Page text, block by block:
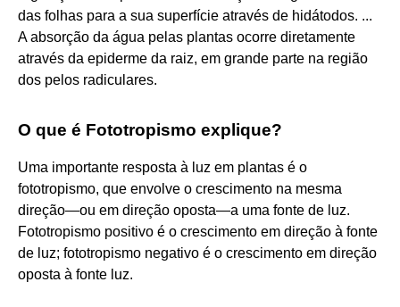
das folhas para a sua superfície através de hidátodos. ...
A absorção da água pelas plantas ocorre diretamente
através da epiderme da raiz, em grande parte na região
dos pelos radiculares.
O que é Fototropismo explique?
Uma importante resposta à luz em plantas é o
fototropismo, que envolve o crescimento na mesma
direção—ou em direção oposta—a uma fonte de luz.
Fototropismo positivo é o crescimento em direção à fonte
de luz; fototropismo negativo é o crescimento em direção
oposta à fonte luz.